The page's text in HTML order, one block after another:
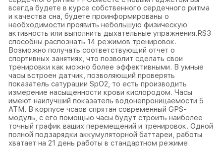
всегда будете в курсе собственного сердечного ритма
и качества сна, будете проинформированы о
необходимости проявить небольшую физическую
активность или выполнить дыхательные упражнения.RS3
способны распознать 14 режимов тренировок.
Возможно получать соответствующий отчет о
спортивных занятиях, что позволит сделать свои
тренировки как можно более эффективными. В умные
часы встроен датчик, позволяющий проверять
показатель сатурации SpO2, то есть производить
измерение насыщенности крови кислородом. Часы
имеют наилучший показатель водонепроницаемости 5
ATM. В корпусе чсаов спрятан современный GPS-
модуль, с его помощью часы будут строить наиболее
точный график ваших перемещений и тренировок. Одной
полной подзарядки аккумуляторной баттареи, работы
хватает на 21 день работы в стандартном режиме.